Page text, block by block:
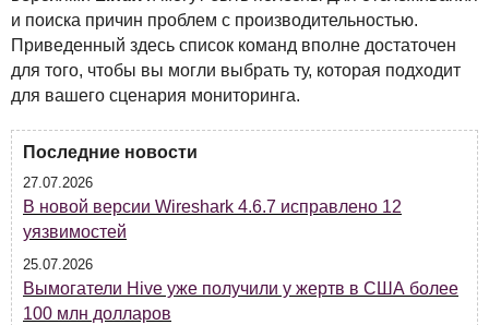
и поиска причин проблем с производительностью.
Приведенный здесь список команд вполне достаточен
для того, чтобы вы могли выбрать ту, которая подходит
для вашего сценария мониторинга.
Последние новости
27.07.2026
В новой версии Wireshark 4.6.7 исправлено 12
уязвимостей
25.07.2026
Вымогатели Hive уже получили у жертв в США более
100 млн долларов